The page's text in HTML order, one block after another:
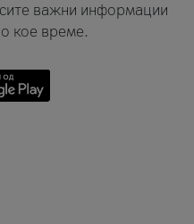
важни информации
кое време.